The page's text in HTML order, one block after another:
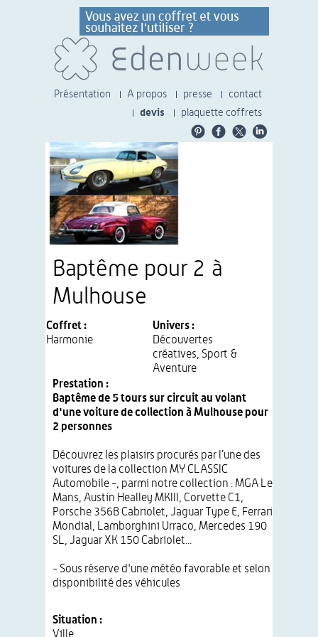
Présentation A propos presse
contact
devis
plaquette coffrets
Baptême pour 2 à
Mulhouse
Coffret :
Harmonie
Univers :
Découvertes
créatives Sport &
Aventure
Situation :
Ville
Prestation :
Baptême de 5 tours sur circuit au volant
d'une voiture de collection à Mulhouse pour
2 personnes
Découvrez les plaisirs procurés par l’une des
voitures de la collection MY CLASSIC
Automobile -, parmi notre collection : MGA Le
Mans, Austin Healley MKIII, Corvette C1,
Porsche 356B Cabriolet, Jaguar Type E, Ferrari
Mondial, Lamborghini Urraco, Mercedes 190
SL, Jaguar XK 150 Cabriolet...
- Sous réserve d'une météo favorable et selon
disponibilité des véhicules